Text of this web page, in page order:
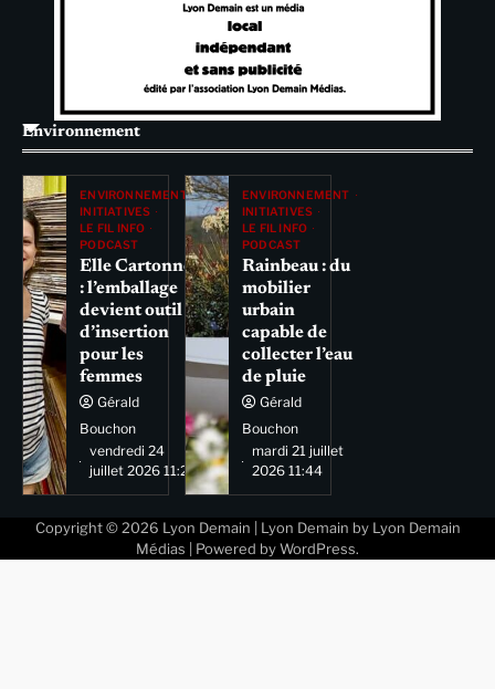
Environnement
ENVIRONNEMENT
INITIATIVES
LE FIL INFO
PODCAST
Elle Cartonne
: l’emballage
devient outil
d’insertion
pour les
femmes
Gérald
Bouchon
vendredi 24
juillet 2026 11:29
ENVIRONNEMENT
INITIATIVES
LE FIL INFO
PODCAST
Rainbeau : du
mobilier
urbain
capable de
collecter l’eau
de pluie
Gérald
Bouchon
mardi 21 juillet
2026 11:44
Copyright © 2026 Lyon Demain | Lyon Demain by Lyon Demain
Médias | Powered by WordPress.